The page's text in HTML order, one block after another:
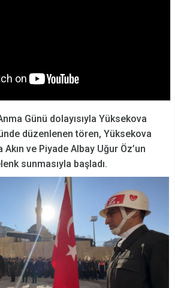
Günü dolayısıyla Yüksekova
düzenlenen tören, Yüksekova
ve Piyade Albay Uğur Öz’un
sunmasıyla başladı.